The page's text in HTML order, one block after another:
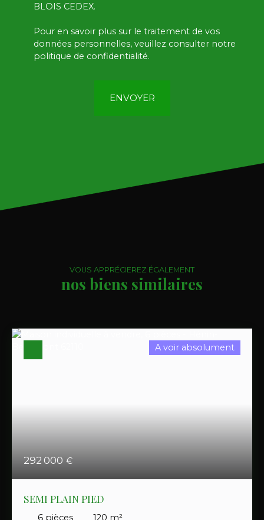
BLOIS CEDEX.
Pour en savoir plus sur le traitement de vos
données personnelles, veuillez consulter notre
politique de confidentialité.
ENVOYER
VOUS APPRÉCIEREZ ÉGALEMENT
nos biens similaires
292 000 €
A voir absolument
SEMI PLAIN PIED
6 pièces 120 m²